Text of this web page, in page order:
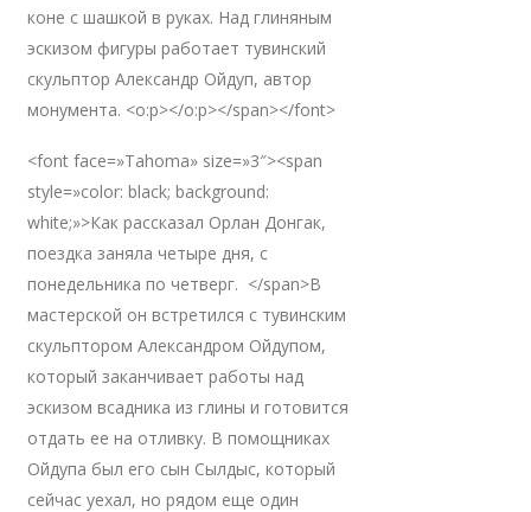
коне с шашкой в руках. Над глиняным
эскизом фигуры работает тувинский
скульптор Александр Ойдуп, автор
монумента. <o:p></o:p></span></font>
<font face=»Tahoma» size=»3″><span
style=»color: black; background:
white;»>Как рассказал Орлан Донгак,
поездка заняла четыре дня, с
понедельника по четверг. </span>В
мастерской он встретился с тувинским
скульптором Александром Ойдупом,
который заканчивает работы над
эскизом всадника из глины и готовится
отдать ее на отливку. В помощниках
Ойдупа был его сын Сылдыс, который
сейчас уехал, но рядом еще один